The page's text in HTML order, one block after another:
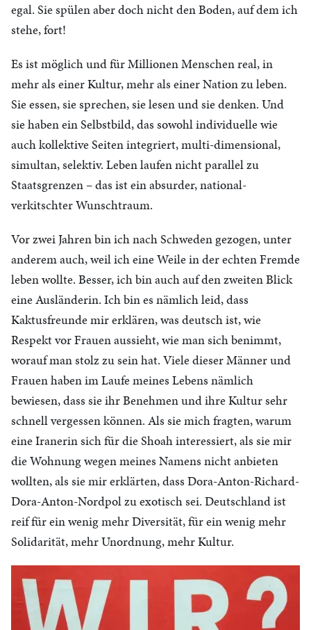
egal. Sie spülen aber doch nicht den Boden, auf dem ich
stehe, fort!
Es ist möglich und für Millionen Menschen real, in
mehr als einer Kultur, mehr als einer Nation zu leben.
Sie essen, sie sprechen, sie lesen und sie denken. Und
sie haben ein Selbstbild, das sowohl individuelle wie
auch kollektive Seiten integriert, multi-dimensional,
simultan, selektiv. Leben laufen nicht parallel zu
Staatsgrenzen – das ist ein absurder, national-
verkitschter Wunschtraum.
Vor zwei Jahren bin ich nach Schweden gezogen, unter
anderem auch, weil ich eine Weile in der echten Fremde
leben wollte. Besser, ich bin auch auf den zweiten Blick
eine Ausländerin. Ich bin es nämlich leid, dass
Kaktusfreunde mir erklären, was deutsch ist, wie
Respekt vor Frauen aussieht, wie man sich benimmt,
worauf man stolz zu sein hat. Viele dieser Männer und
Frauen haben im Laufe meines Lebens nämlich
bewiesen, dass sie ihr Benehmen und ihre Kultur sehr
schnell vergessen können. Als sie mich fragten, warum
eine Iranerin sich für die Shoah interessiert, als sie mir
die Wohnung wegen meines Namens nicht anbieten
wollten, als sie mir erklärten, dass Dora-Anton-Richard-
Dora-Anton-Nordpol zu exotisch sei. Deutschland ist
reif für ein wenig mehr Diversität, für ein wenig mehr
Solidarität, mehr Unordnung, mehr Kultur.